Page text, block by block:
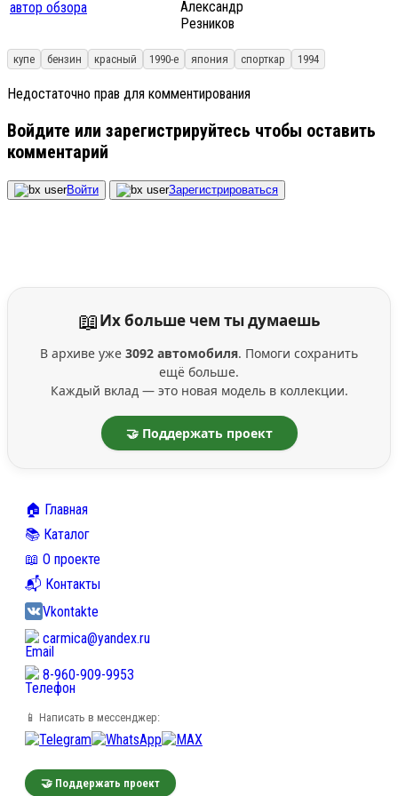
Александр
Резников
купе бензин красный 1990-е япония спорткар 1994
Недостаточно прав для комментирования
Войдите или зарегистрируйтесь чтобы оставить
комментарий
Войти Зарегистрироваться
📖Их больше чем ты думаешь
В архиве уже 3092 автомобиля. Помоги сохранить
ещё больше.
Каждый вклад — это новая модель в коллекции.
🤝 Поддержать проект
🏠 Главная
📚 Каталог
📖 О проекте
📬 Контакты
Vkontakte
carmica@yandex.ru
8-960-909-9953
📱 Написать в мессенджер:
🤝 Поддержать проект